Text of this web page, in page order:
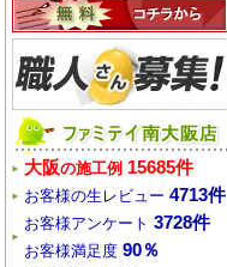
大阪の施工例 15685件
お客様の生レビュー 4713件
お客様アンケート 3728件
お客様満足度 90％